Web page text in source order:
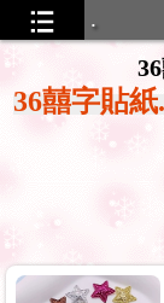
.
36囍字貼